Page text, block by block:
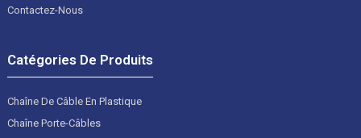
Contactez-Nous
Catégories De Produits
Chaîne De Câble En Plastique
Chaîne Porte-Câbles